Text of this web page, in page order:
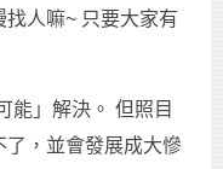
人嘛~ 只要大家有
能」解決。 但照目
，並會發展成大慘